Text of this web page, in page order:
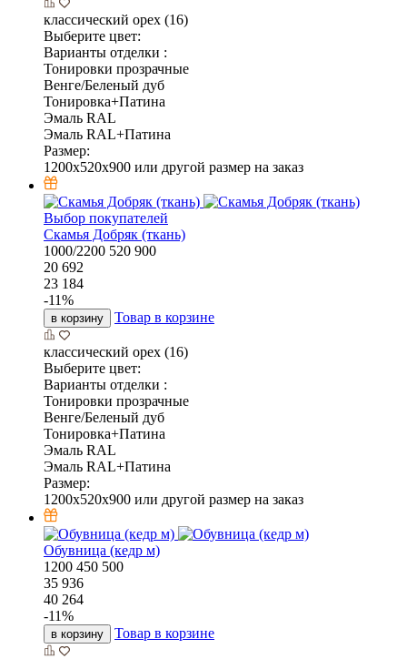
классический орех (16)
Выберите цвет:
Варианты отделки :
Тонировки прозрачные
Венге/Беленый дуб
Тонировка+Патина
Эмаль RAL
Эмаль RAL+Патина
Размер:
1200x520x900 или другой размер на заказ
Выбор покупателей
Скамья Добряк (ткань)
1000/2200 520 900
20 692
23 184
-11%
в корзину Товар в корзине
классический орех (16)
Выберите цвет:
Варианты отделки :
Тонировки прозрачные
Венге/Беленый дуб
Тонировка+Патина
Эмаль RAL
Эмаль RAL+Патина
Размер:
1200x520x900 или другой размер на заказ
Обувница (кедр м)
1200 450 500
35 936
40 264
-11%
в корзину Товар в корзине